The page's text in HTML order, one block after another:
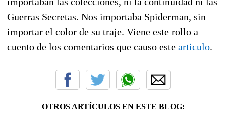
Guerras Secretas. Nos importaba Spiderman, sin
importar el color de su traje. Viene este rollo a
cuento de los comentarios que causo este articulo.
OTROS ARTÍCULOS EN ESTE BLOG: